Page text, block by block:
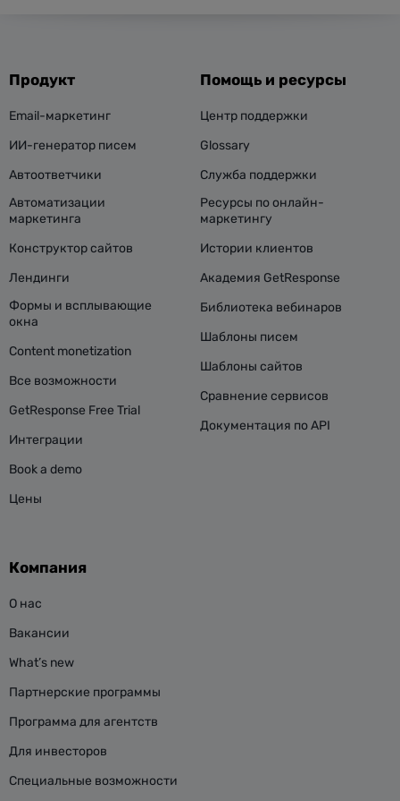
Продукт
Email-маркетинг
ИИ-генератор писем
Автоответчики
Автоматизации
маркетинга
Конструктор сайтов
Лендинги
Формы и всплывающие
окна
Content monetization
Все возможности
GetResponse Free Trial
Интеграции
Book a demo
Цены
Помощь и ресурсы
Центр поддержки
Glossary
Служба поддержки
Ресурсы по онлайн-
маркетингу
Истории клиентов
Академия GetResponse
Библиотека вебинаров
Шаблоны писем
Шаблоны сайтов
Сравнение сервисов
Документация по API
Компания
О нас
Вакансии
What’s new
Партнерские программы
Программа для агентств
Для инвесторов
Специальные возможности